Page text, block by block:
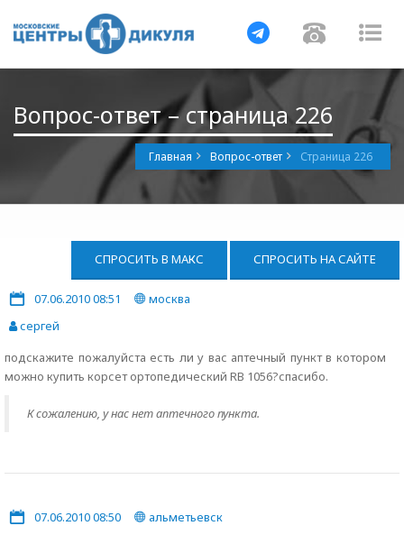
Навигация
Вопрос-ответ – страница 226
Главная Вопрос-ответ Страница 226
СПРОСИТЬ В МАКС СПРОСИТЬ НА САЙТЕ
07.06.2010 08:51
москва
сергей
подскажите пожалуйста есть ли у вас аптечный пункт в котором
можно купить корсет ортопедический RB 1056?спасибо.
К сожалению, у нас нет аптечного пункта.
07.06.2010 08:50
альметьевск